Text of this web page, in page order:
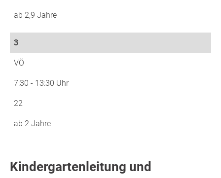
ab 2,9 Jahre
3
VÖ
7:30 - 13:30 Uhr
22
ab 2 Jahre
Kindergartenleitung und